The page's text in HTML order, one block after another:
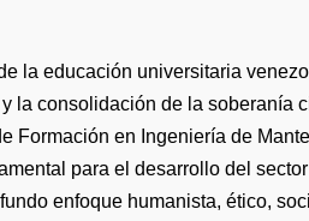
la educación universitaria
la consolidación de la soberanía
Formación en Ingeniería de
para el desarrollo del
enfoque humanista, ético,